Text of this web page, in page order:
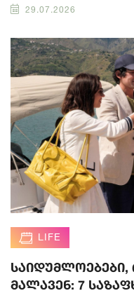
29.07.2026
LIFE
მალავენ: 7